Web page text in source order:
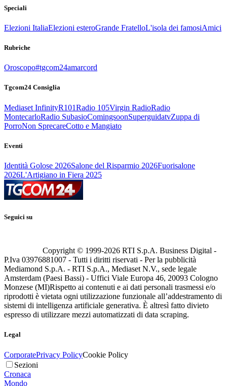
Speciali
Elezioni ItaliaElezioni esteroGrande FratelloL'isola dei famosiAmici
Rubriche
Oroscopo#tgcom24amarcord
Tgcom24 Consiglia
Mediaset InfinityR101Radio 105Virgin RadioRadio
MontecarloRadio SubasioComingsoonSuperguidatvZuppa di
PorroNon SprecareCotto e Mangiato
Eventi
Identità Golose 2026Salone del Risparmio 2026Fuorisalone
2026L'Artigiano in Fiera 2025
Seguici su
Copyright © 1999-2026 RTI S.p.A. Business Digital -
P.Iva 03976881007 - Tutti i diritti riservati - Per la pubblicità
Mediamond S.p.A. - RTI S.p.A., Mediaset N.V., sede legale
Amsterdam (Paesi Bassi) - Uffici Viale Europa 46, 20093 Cologno
Monzese (MI)Rispetto ai contenuti e ai dati personali trasmessi e/o
riprodotti è vietata ogni utilizzazione funzionale all’addestramento di
sistemi di intelligenza artificiale generativa. È altresì fatto divieto
espresso di utilizzare mezzi automatizzati di data scraping.
Legal
CorporatePrivacy PolicyCookie Policy
Sezioni
Cronaca
Mondo